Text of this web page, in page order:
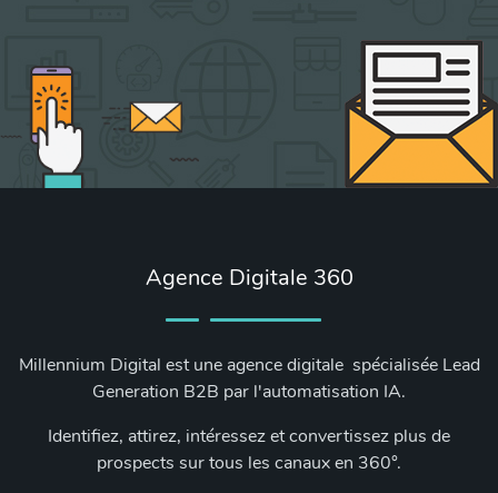
Agence Digitale 360
Millennium Digital est une agence digitale spécialisée Lead
Generation B2B par l'automatisation IA.
Identifiez, attirez, intéressez et convertissez plus de
prospects sur tous les canaux en 360°.